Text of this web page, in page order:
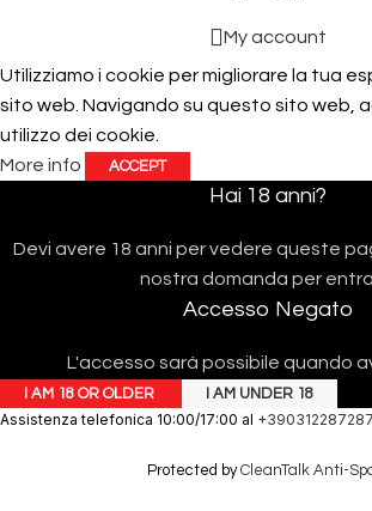
My account
Utilizziamo i cookie per migliorare la tua
sito web. Navigando su questo sito web,
utilizzo dei cookie.
More info
ACCEPT
Hai 18 anni?
Devi avere 18 anni per vedere queste
nostra domanda per
Accesso Negato
L'accesso sarà possibile quando
I AM 18 OR OLDER I AM UNDER 18
Assistenza telefonica 10:00/17:00 al +390312287287
Protected byCleanTalk Anti-